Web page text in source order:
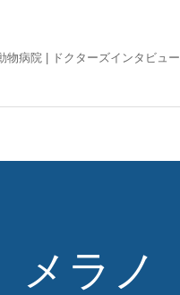
物病院 | ドクターズインタビュー
メラノ